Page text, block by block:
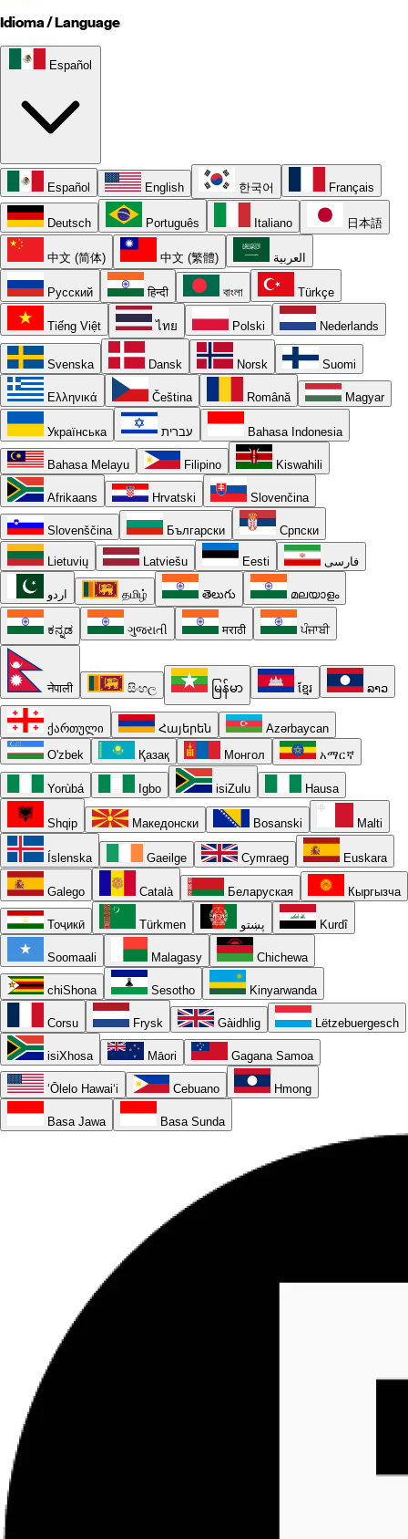
Idioma / Language
Español
Español English 한국어 Français
Deutsch Português Italiano 日本語
中文 (简体) 中文 (繁體) العربية
Русский हिन्दी বাংলা Türkçe
Tiếng Việt ไทย Polski Nederlands
Svenska Dansk Norsk Suomi
Ελληνικά Čeština Română Magyar
Українська עברית Bahasa Indonesia
Bahasa Melayu Filipino Kiswahili
Afrikaans Hrvatski Slovenčina
Slovenščina Български Српски
Lietuvių Latviešu Eesti فارسی
اردو தமிழ் తెలుగు മലയാളം
ಕನ್ನಡ ગુજરાતી मराठी ਪੰਜਾਬੀ
नेपाली සිංහල မြန်မာ ខ្មែរ ລາວ
ქართული Հայերեն
Azərbaycan
O'zbek
Қазақ Монгол አማርኛ
Yorùbá Igbo isiZulu Hausa
Shqip Македонски Bosanski Malti
Íslenska Gaeilge Cymraeg Euskara
Galego Català Беларуская Кыргызча
Тоҷикӣ Türkmen پښتو Kurdî
Soomaali Malagasy Chichewa
chiShona Sesotho Kinyarwanda
Corsu Frysk Gàidhlig Lëtzebuergesch
isiXhosa Māori Gagana Samoa
ʻŌlelo Hawaiʻi Cebuano Hmong
Basa Jawa Basa Sunda